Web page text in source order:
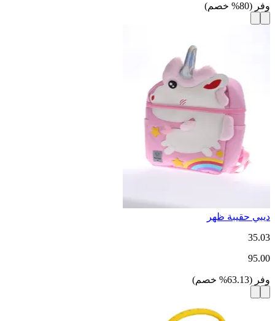
وفر (
80
% خصم)
ديبي حقيبة ظهر
35.03
95.00
وفر (
63.13
% خصم)